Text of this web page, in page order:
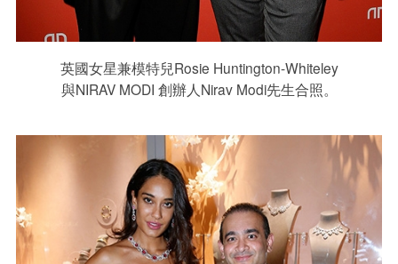
英國女星兼模特兒Rosie Huntington-Whiteley
與NIRAV MODI 創辦人Nirav Modi先生合照。